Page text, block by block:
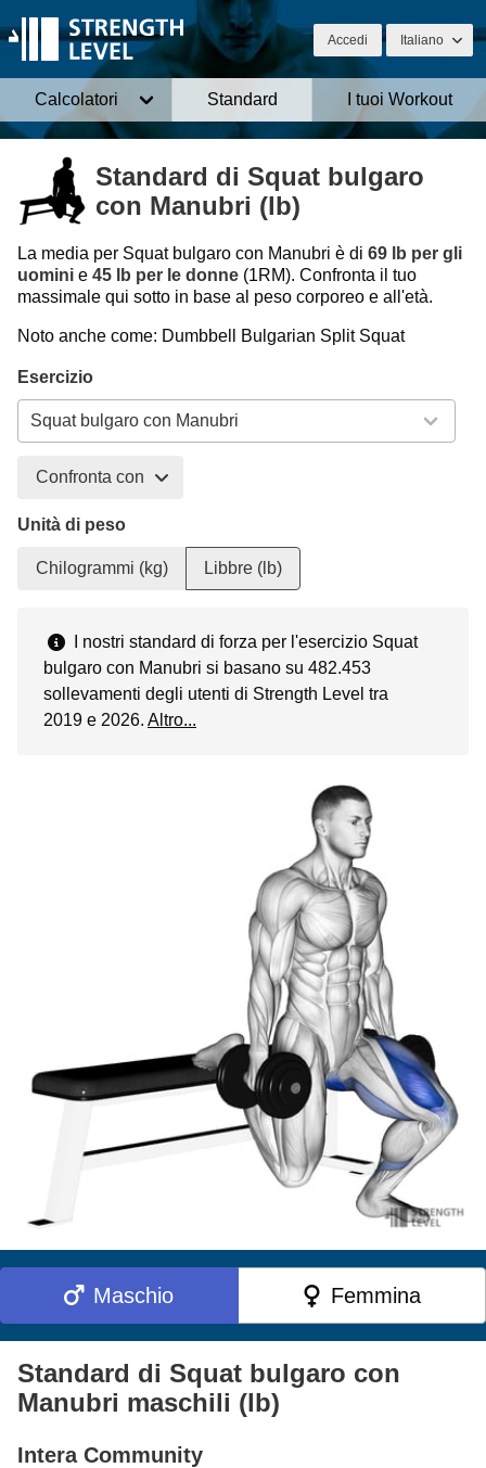
Accedi Italiano
Calcolatori Standard I tuoi Workout
Standard di Squat bulgaro
con Manubri (lb)
La media per Squat bulgaro con Manubri è di 69 lb per gli
uomini e 45 lb per le donne (1RM). Confronta il tuo
massimale qui sotto in base al peso corporeo e all'età.
Noto anche come: Dumbbell Bulgarian Split Squat
Esercizio
Confronta con
Unità di peso
Chilogrammi (kg) Libbre (lb)
I nostri standard di forza per l'esercizio Squat
bulgaro con Manubri si basano su 482.453
sollevamenti degli utenti di Strength Level tra
2019 e 2026. Altro...
Maschio Femmina
Standard di Squat bulgaro con
Manubri maschili (lb)
Intera Community